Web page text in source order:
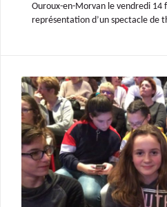
Ouroux-en-Morvan le vendredi 14
représentation d’un spectacle de